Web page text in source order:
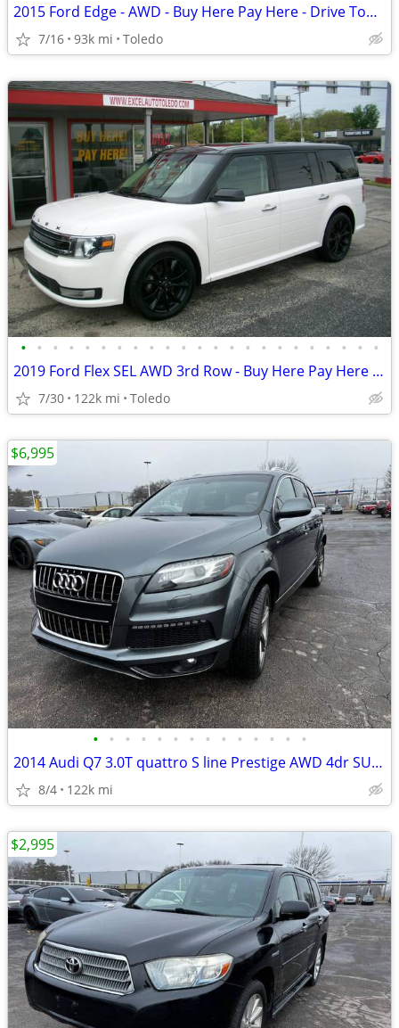
2015 Ford Edge - AWD - Buy Here Pay Here - Drive Today!
7/16 93k mi Toledo
• • • • • • • • • • • • • • • • • • • • • • •
2019 Ford Flex SEL AWD 3rd Row - Buy Here Pay Here - Drive Today!
7/30 122k mi Toledo
• • • • • • • • • • • • • •
2014 Audi Q7 3.0T quattro S line Prestige AWD 4dr SUV 122046 Miles
8/4 122k mi
$6,995
$2,995